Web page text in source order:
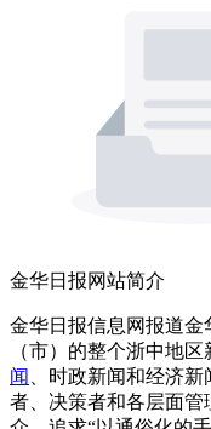
金华日报网站简介
金华日报信息网报道
（市）的整个浙中地
闻
、时政新闻和经济
者、决策者和各层面